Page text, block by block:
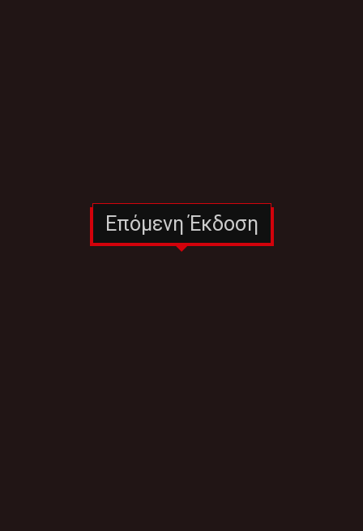
Επόμενη Έκδοση